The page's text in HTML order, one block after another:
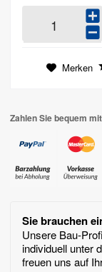
Merken
Zahlen Sie bequem
Sie brauchen
Unsere Bau-
individuell unter
freuen uns auf